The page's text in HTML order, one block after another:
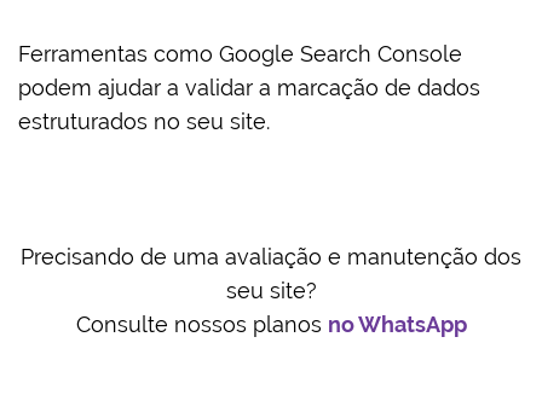
Ferramentas como Google Search Console
podem ajudar a validar a marcação de dados
estruturados no seu site.
Precisando de uma avaliação e manutenção dos
seu site?
Consulte nossos planos no WhatsApp